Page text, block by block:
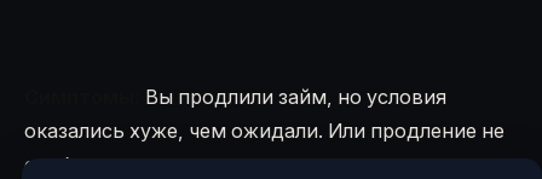
Вы продлили займ, но условия
оказались хуже, чем ожидали. Или продление не
сработало.